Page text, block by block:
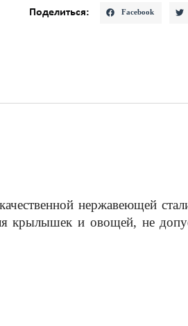
Поделиться: Facebook
нержавеющей
крылышек и овощей, не